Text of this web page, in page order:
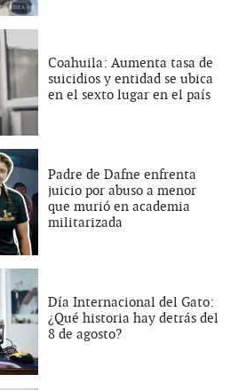
Coahuila: Aumenta tasa de
suicidios y entidad se ubica
en el sexto lugar en el país
Padre de Dafne enfrenta
juicio por abuso a menor
que murió en academia
militarizada
Día Internacional del Gato:
¿Qué historia hay detrás del
8 de agosto?